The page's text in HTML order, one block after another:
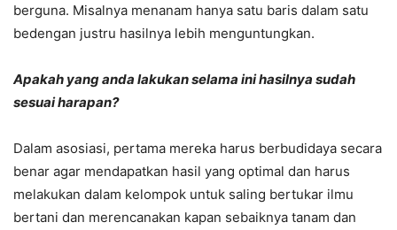
berguna. Misalnya menanam hanya satu baris dalam satu
bedengan justru hasilnya lebih menguntungkan.
Apakah yang anda lakukan selama ini hasilnya sudah
sesuai harapan?
Dalam asosiasi, pertama mereka harus berbudidaya secara
benar agar mendapatkan hasil yang optimal dan harus
melakukan dalam kelompok untuk saling bertukar ilmu
bertani dan merencanakan kapan sebaiknya tanam dan